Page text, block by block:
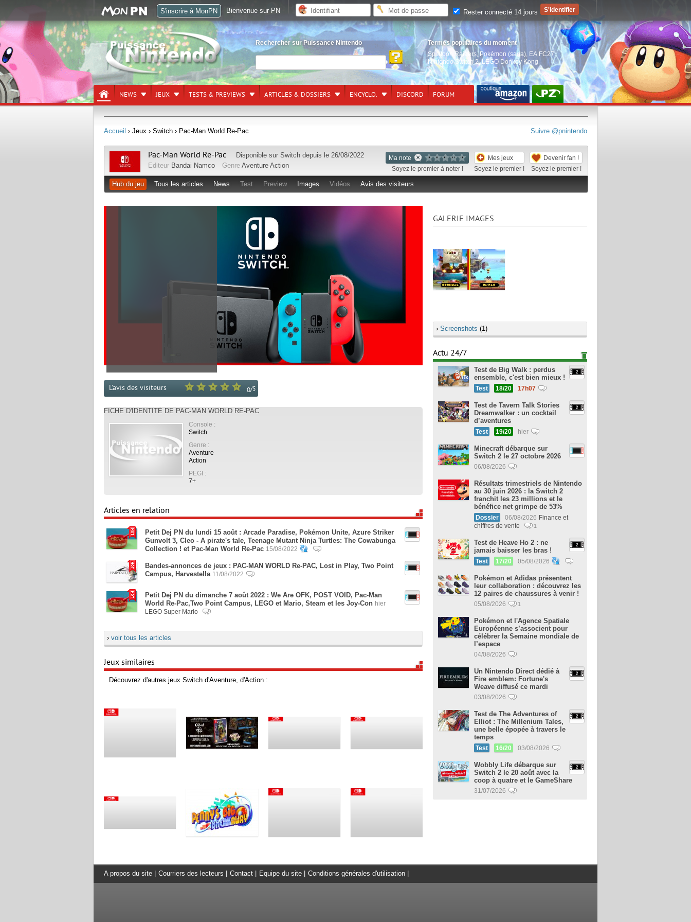
Rechercher sur Puissance Nintendo
Termes populaires du moment
Splatoon Raiders, Pokémon (saga) EA FC27,
Nintendo Switch 2,LEGO Donkey Kong
NEWS JEUX TESTS & PREVIEWS ARTICLES & DOSSIERS ENCYCLO. DISCORD FORUM
Suivre @pnintendo
Accueil › Jeux › Switch › Pac-Man World Re-Pac
Ma note
Soyez le premier à noter !
Mes jeux
Soyez le premier !
Devenir fan !
Soyez le premier !
Pac-Man World Re-Pac Disponible sur Switch depuis le 26/08/2022
Editeur Bandai Namco Genre Aventure Action
Hub du jeu Tous les articles News Test Preview Images Vidéos Avis des visiteurs
0/5
L'avis des visiteurs
FICHE D'IDENTITÉ DE PAC-MAN WORLD RE-PAC
Console :
Switch
Genre :
Aventure
Action
PEGI :
7+
Articles en relation
Petit Dej PN du lundi 15 août : Arcade Paradise, Pokémon Unite, Azure Striker
Gunvolt 3, Cleo - A pirate's tale, Teenage Mutant Ninja Turtles: The Cowabunga
Collection ! et Pac-Man World Re-Pac 15/08/2022
Bandes-annonces de jeux : PAC-MAN WORLD Re-PAC, Lost in Play, Two Point
Campus, Harvestella 11/08/2022
Petit Dej PN du dimanche 7 août 2022 : We Are OFK, POST VOID, Pac-Man
World Re-Pac,Two Point Campus, LEGO et Mario, Steam et les Joy-Con hier
LEGO Super Mario
› voir tous les articles
Jeux similaires
Découvrez d'autres jeux Switch d'Aventure, d'Action :
GALERIE IMAGES
› Screenshots (1)
Actu 24/7
Test de Big Walk : perdus
ensemble, c'est bien mieux !
Test 18/20 17h07
Test de Tavern Talk Stories
Dreamwalker : un cocktail
d’aventures
Test 19/20 hier
Minecraft débarque sur
Switch 2 le 27 octobre 2026
06/08/2026
Résultats trimestriels de Nintendo
au 30 juin 2026 : la Switch 2
franchit les 23 millions et le
bénéfice net grimpe de 53%
Dossier 06/08/2026 Finance et
chiffres de vente
1
Test de Heave Ho 2 : ne
jamais baisser les bras !
Test 17/20 05/08/2026
Pokémon et Adidas présentent
leur collaboration : découvrez les
12 paires de chaussures à venir !
05/08/2026 1
Pokémon et l'Agence Spatiale
Européenne s’associent pour
célébrer la Semaine mondiale de
l’espace
04/08/2026
Un Nintendo Direct dédié à
Fire emblem: Fortune's
Weave diffusé ce mardi
03/08/2026
Test de The Adventures of
Elliot : The Millenium Tales,
une belle épopée à travers le
temps
Test 16/20 03/08/2026
Wobbly Life débarque sur
Switch 2 le 20 août avec la
coop à quatre et le GameShare
31/07/2026
A propos du site Courriers des lecteurs Contact Equipe du site Conditions générales d'utilisation
S'inscrire à MonPN Bienvenue sur PN Rester connecté 14 jours